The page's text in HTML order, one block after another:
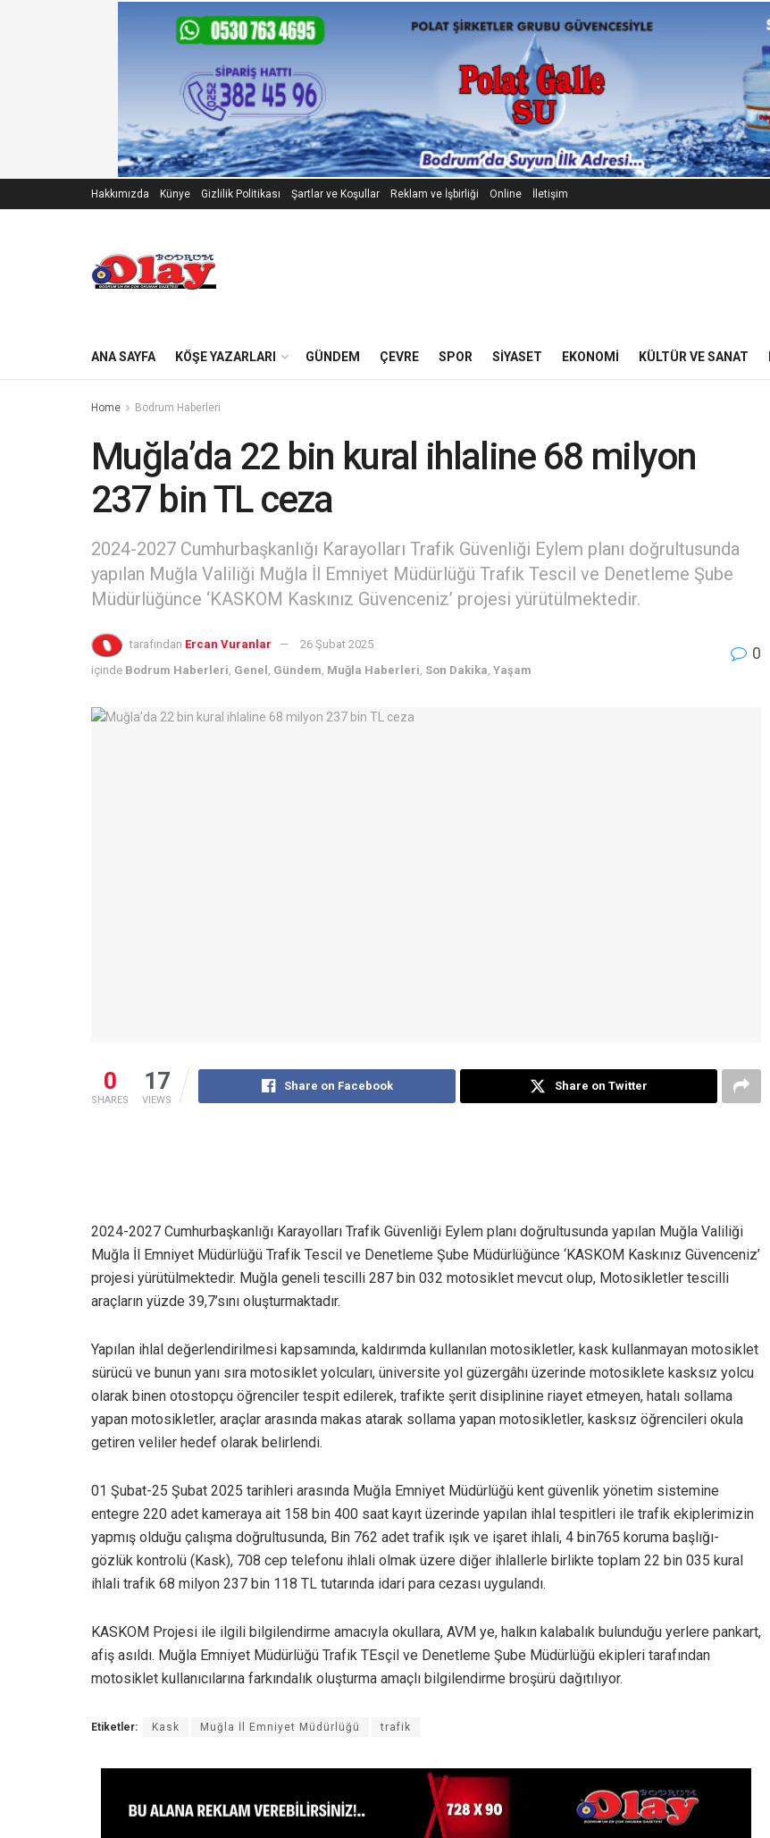
Hakkımızda Künye Gizlilik Politikası Şartlar ve Koşullar Reklam ve İşbirliği Online İletişim
ANA SAYFA KÖŞE YAZARLARI GÜNDEM ÇEVRE SPOR SIYASET EKONOMI KÜLTÜR VE SANAT
Home Bodrum Haberleri
Muğla’da 22 bin kural ihlaline 68 milyon
237 bin TL ceza
2024-2027 Cumhurbaşkanlığı Karayolları Trafik Güvenliği Eylem planı doğrultusunda
yapılan Muğla Valiliği Muğla İl Emniyet Müdürlüğü Trafik Tescil ve Denetleme Şube
Müdürlüğünce ‘KASKOM Kaskınız Güvenceniz’ projesi yürütülmektedir.
tarafından Ercan Vuranlar
26 Şubat 2025
içinde Bodrum Haberleri Genel Gündem Muğla Haberleri Son Dakika Yaşam
0
0
SHARES
17
VIEWS
Share on Facebook Share on Twitter
2024-2027 Cumhurbaşkanlığı Karayolları Trafik Güvenliği Eylem planı doğrultusunda yapılan Muğla Valiliği
Muğla İl Emniyet Müdürlüğü Trafik Tescil ve Denetleme Şube Müdürlüğünce ‘KASKOM Kaskınız Güvenceniz’
projesi yürütülmektedir. Muğla geneli tescilli 287 bin 032 motosiklet mevcut olup, Motosikletler tescilli
araçların yüzde 39,7’sını oluşturmaktadır.
Yapılan ihlal değerlendirilmesi kapsamında, kaldırımda kullanılan motosikletler, kask kullanmayan motosiklet
sürücü ve bunun yanı sıra motosiklet yolcuları, üniversite yol güzergâhı üzerinde motosiklete kasksız yolcu
olarak binen otostopçu öğrenciler tespit edilerek, trafikte şerit disiplinine riayet etmeyen, hatalı sollama
yapan motosikletler, araçlar arasında makas atarak sollama yapan motosikletler, kasksız öğrencileri okula
getiren veliler hedef olarak belirlendi.
01 Şubat-25 Şubat 2025 tarihleri arasında Muğla Emniyet Müdürlüğü kent güvenlik yönetim sistemine
entegre 220 adet kameraya ait 158 bin 400 saat kayıt üzerinde yapılan ihlal tespitleri ile trafik ekiplerimizin
yapmış olduğu çalışma doğrultusunda, Bin 762 adet trafik ışık ve işaret ihlali, 4 bin765 koruma başlığı-
gözlük kontrolü (Kask), 708 cep telefonu ihlali olmak üzere diğer ihlallerle birlikte toplam 22 bin 035 kural
ihlali trafik 68 milyon 237 bin 118 TL tutarında idari para cezası uygulandı.
KASKOM Projesi ile ilgili bilgilendirme amacıyla okullara, AVM ye, halkın kalabalık bulunduğu yerlere pankart,
afiş asıldı. Muğla Emniyet Müdürlüğü Trafik TEsçil ve Denetleme Şube Müdürlüğü ekipleri tarafından
motosiklet kullanıcılarına farkındalık oluşturma amaçlı bilgilendirme broşürü dağıtılıyor.
Etiketler: Kask Muğla İl Emniyet Müdürlüğü trafik